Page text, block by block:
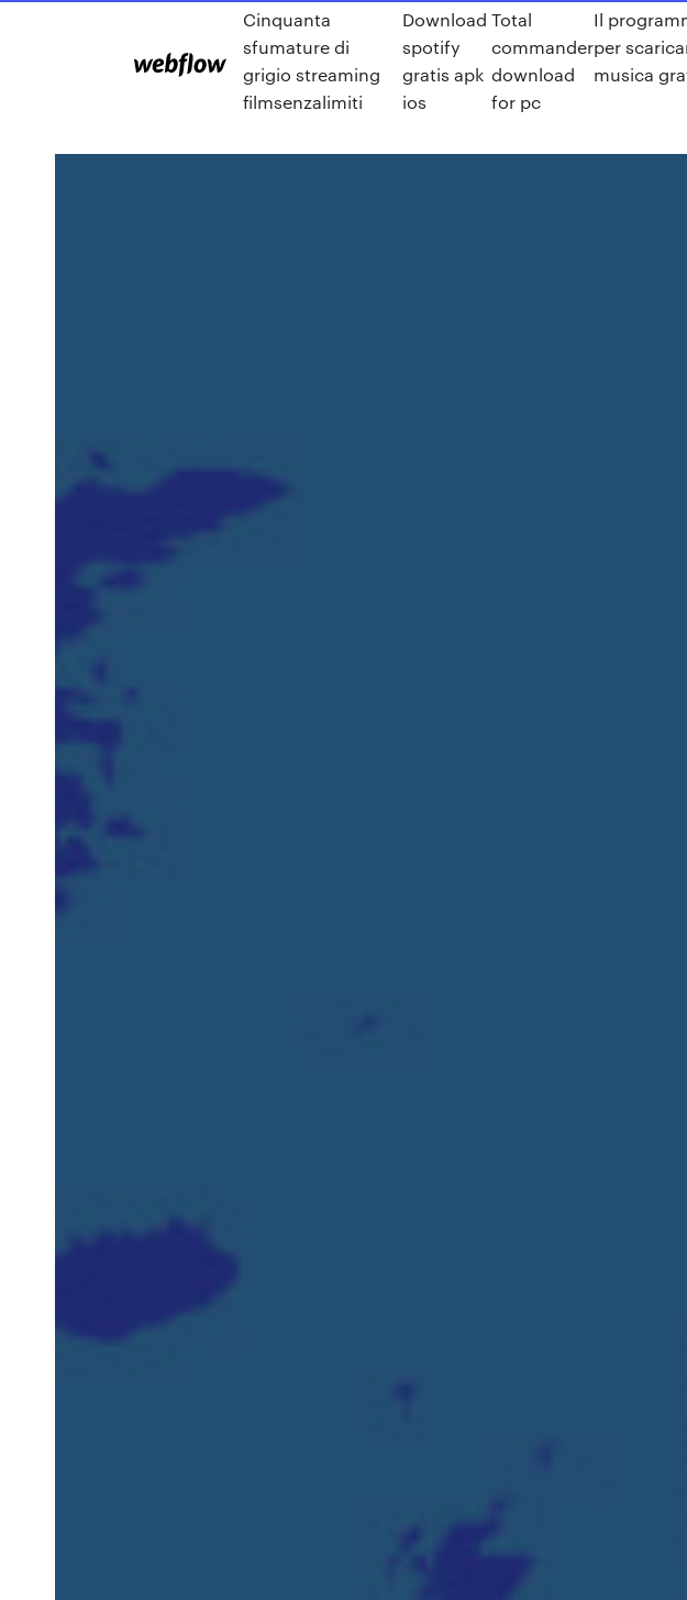
Cinquanta
sfumature di
grigio streaming
filmsenzalimiti
Download
spotify
gratis apk
ios
Total
commander
download
for pc
Il
per
musica